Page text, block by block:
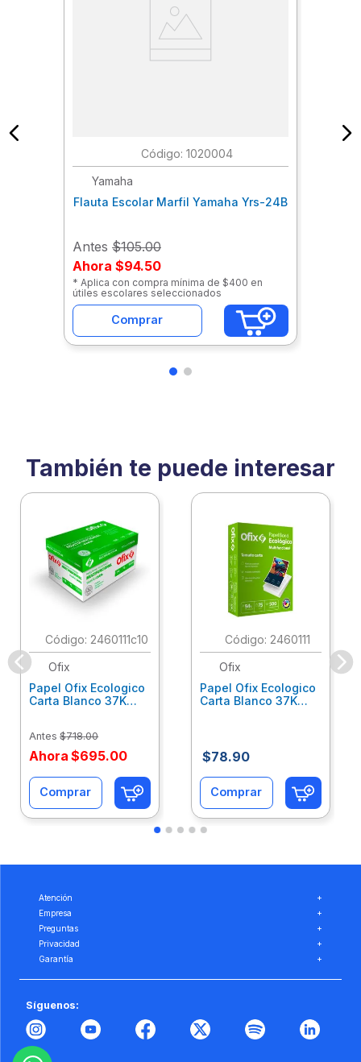
: 1020004
Yamaha
Flauta Escolar Marfil Yamaha Yrs-24B
Antes $105.00
Ahora $94.50
* Aplica con compra mínima de $400 en
útiles escolares seleccionados
Comprar
También te puede interesar
: 2460111c10
Ofix
Papel Ofix Ecologico
Carta Blanco 37K
Antes $718.00
Ahora $695.00
Comprar
: 2460111
Ofix
Papel Ofix Ecologico
Carta Blanco 37K
$78.90
Comprar
Atención
+
Empresa
+
Preguntas
+
Privacidad
+
Garantía
+
Síguenos: